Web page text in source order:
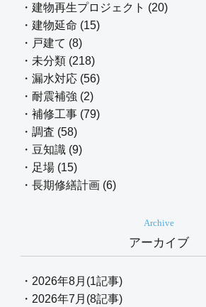
・建物再生プロジェクト (20)
・建物延命 (15)
・戸建て (8)
・未分類 (218)
・漏水対応 (56)
・耐震補強 (2)
・補修工事 (79)
・調査 (58)
・豆知識 (9)
・足場 (15)
・長期修繕計画 (6)
Archive
アーカイブ
・2026年8月(1記事)
・2026年7月(8記事)